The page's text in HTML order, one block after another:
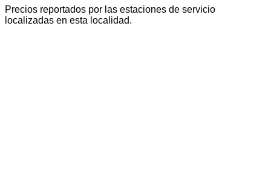
Precios reportados por las estaciones de servicio
localizadas en esta localidad.